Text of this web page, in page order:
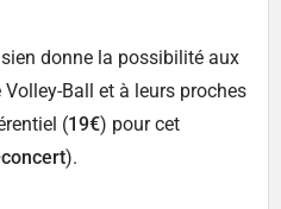
donne la possibilité aux
Ball et à leurs proches
(19€) pour cet
).